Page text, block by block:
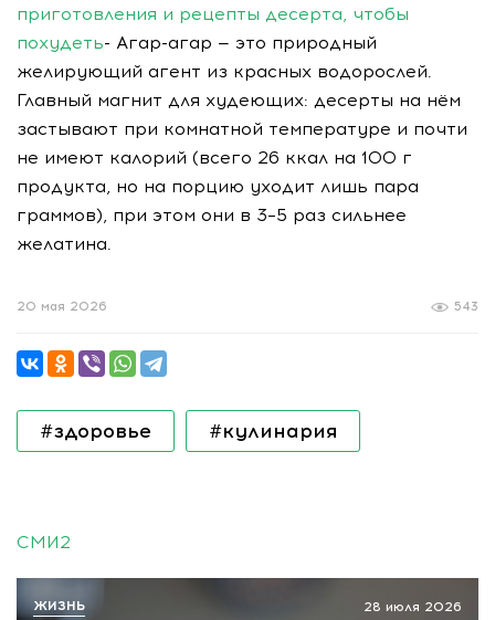
приготовления и рецепты десерта, чтобы
похудеть- Агар-агар — это природный
желирующий агент из красных водорослей.
Главный магнит для худеющих: десерты на нём
застывают при комнатной температуре и почти
не имеют калорий (всего 26 ккал на 100 г
продукта, но на порцию уходит лишь пара
граммов), при этом они в 3–5 раз сильнее
желатина.
543
20 мая 2026
#здоровье #кулинария
СМИ2
28 июля 2026
ЖИЗНЬ